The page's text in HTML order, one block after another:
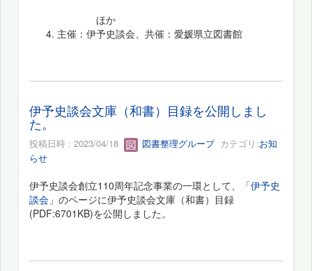
ほか
主催：伊予史談会、共催：愛媛県立図書館
伊予史談会文庫（和書）目録を公開しまし
た。
投稿日時 : 2023/04/18 図書整理グループカテゴリ:お知
らせ
伊予史談会創立110周年記念事業の一環として、「伊予史
談会 」のページに伊予史談会文庫（和書）目録
(PDF:6701KB)を公開しました。